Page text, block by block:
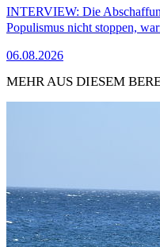
INTERVIEW: Die
Populismus nicht stoppen,
06.08.2026
MEHR AUS DIESEM